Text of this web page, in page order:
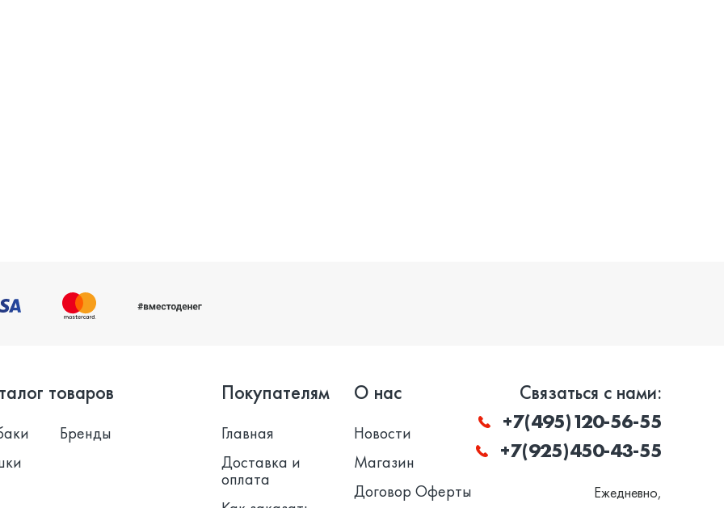
товаров
Бренды
Покупателям
Главная
Доставка и
оплата
О нас
Новости
Магазин
Договор Оферты
Связаться с нами:
+7(495)120-56-55
+7(925)450-43-55
Ежедневно,